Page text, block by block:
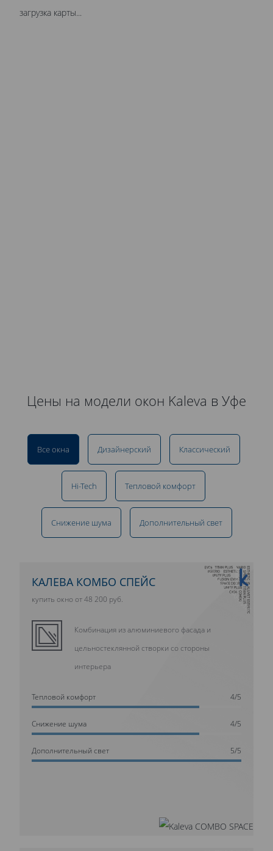
загрузка карты...
Цены на модели окон Kaleva в Уфе
Все окна Дизайнерский Классический
Hi-Tech Тепловой комфорт
Снижение шума Дополнительный свет
10 ЛЕТ ГАРАНТИИ
КАЛЕВА КОМБО СПЕЙС
купить окно от 48 200 руб.
Комбинация из алюминиевого фасада и
цельностеклянной створки со стороны
интерьера
Тепловой комфорт 4/5
Cнижение шума 4/5
Дополнительный свет 5/5